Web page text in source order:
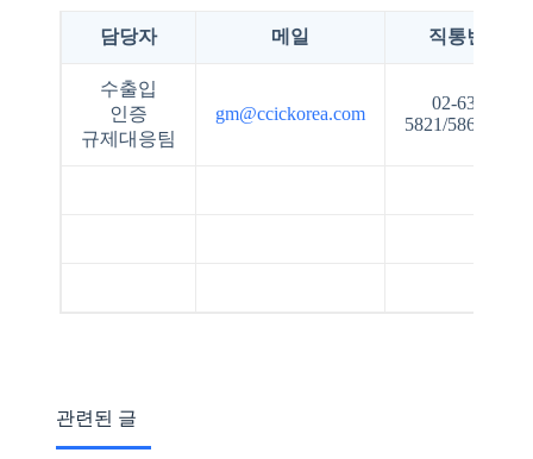
담당자 메일 직통번호
수출입
인증
규제대응팀
gm@ccickorea.com
02-6393-
5821/5865/5836
관련된 글